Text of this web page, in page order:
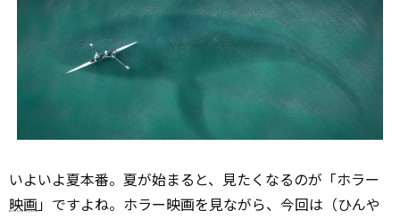
いよいよ夏本番。夏が始まると、見たくなるのが「ホラー
映画」ですよね。ホラー映画を見ながら、今回は（ひんや